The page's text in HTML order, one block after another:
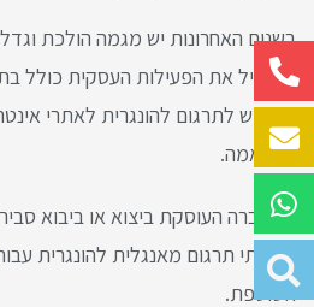
בשנים האחרונות יש מגמה הולכת
להגדיל את הפעילות העסקית כולל
הביקוש לתרגום להונגרית לאתרי
בהתאמה.
כל חברה העוסקת ביצוא או ביבוא
בשרותי תרגום מאנגלית להונגרית
השוטפת.